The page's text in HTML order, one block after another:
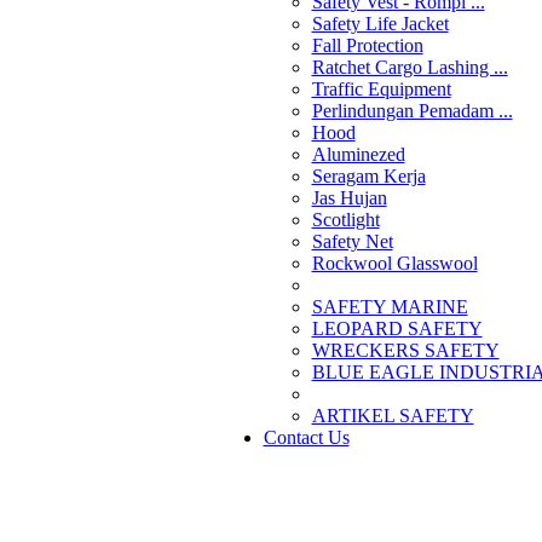
Safety Life Jacket
Fall Protection
Ratchet Cargo Lashing ...
Traffic Equipment
Perlindungan Pemadam ...
Hood
Aluminezed
Seragam Kerja
Jas Hujan
Scotlight
Safety Net
Rockwool Glasswool
SAFETY MARINE
LEOPARD SAFETY
WRECKERS SAFETY
BLUE EAGLE
­ARTIKEL SAFETY
Contact Us